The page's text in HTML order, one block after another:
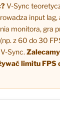
V-Sync
input lag,
monitora, gra
z 60 do 30
Sync.
limitu FPS